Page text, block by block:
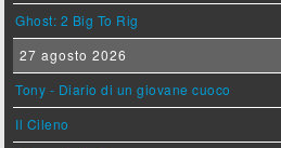
Ghost: 2 Big To Rig
27 agosto 2026
Tony - Diario di un giovane cuoco
Il Cileno